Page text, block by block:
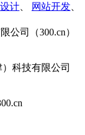
计 网站开发
公司（300.cn）
科技有限公司